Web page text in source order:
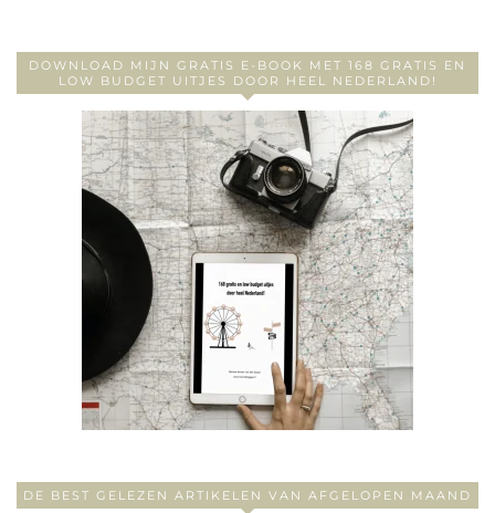
DOWNLOAD MIJN GRATIS E-BOOK MET 168 GRATIS EN
LOW BUDGET UITJES DOOR HEEL NEDERLAND!
DE BEST GELEZEN ARTIKELEN VAN AFGELOPEN MAAND